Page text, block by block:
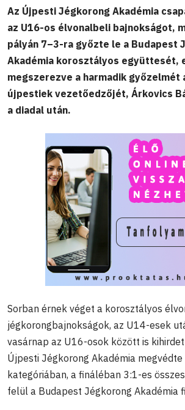
Az Újpesti Jégkorong Akadémia
az U16-os élvonalbeli bajnokságot,
pályán 7–3-ra győzte le a Budapest
Akadémia korosztályos együttesét,
megszerezve a harmadik győzelmét
újpestiek vezetőedzőjét, Árkovics
a diadal után.
Sorban érnek véget a korosztályos
jégkorongbajnokságok, az U14-esek
vasárnap az U16-osok között is
Újpesti Jégkorong Akadémia megvédte
kategóriában, a fináléban 3:1-es
felül a Budapest Jégkorong Akadémia